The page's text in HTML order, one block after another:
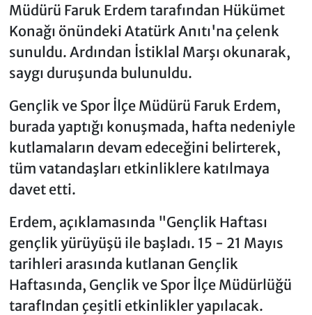
Müdürü Faruk Erdem tarafından Hükümet
Konağı önündeki Atatürk Anıtı'na çelenk
sunuldu. Ardından İstiklal Marşı okunarak,
saygı duruşunda bulunuldu.
Gençlik ve Spor İlçe Müdürü Faruk Erdem,
burada yaptığı konuşmada, hafta nedeniyle
kutlamaların devam edeceğini belirterek,
tüm vatandaşları etkinliklere katılmaya
davet etti.
Erdem, açıklamasında "Gençlik Haftası
gençlik yürüyüşü ile başladı. 15 - 21 Mayıs
tarihleri arasında kutlanan Gençlik
Haftasında, Gençlik ve Spor İlçe Müdürlüğü
tarafIndan çeşitli etkinlikler yapılacak.